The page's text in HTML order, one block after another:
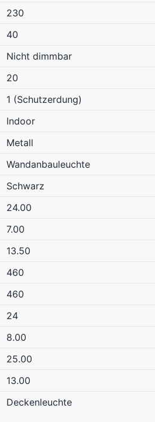
230
40
Nicht dimmbar
20
1 (Schutzerdung)
Indoor
Metall
Wandanbauleuchte
Schwarz
24.00
7.00
13.50
460
460
24
8.00
25.00
13.00
Deckenleuchte